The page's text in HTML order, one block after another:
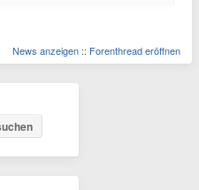
News anzeigen :: Forenthread eröffnen